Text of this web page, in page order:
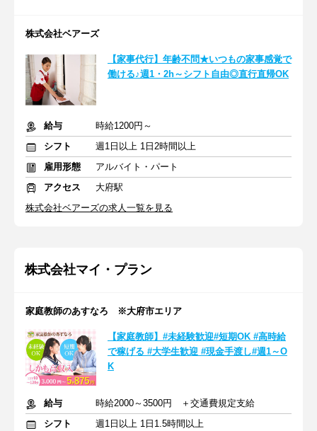
株式会社ベアーズ
【家事代行】年齢不問★いつもの家事感覚で
働ける♪週1・2h～シフト自由◎直行直帰OK
給与
時給1200円～
シフト
週1日以上 1日2時間以上
雇用形態
アルバイト・パート
アクセス
大府駅
株式会社ベアーズの求人一覧を見る
株式会社マイ・プラン
家庭教師のあすなろ ※大府市エリア
【家庭教師】#未経験歓迎#短期OK #高時給
で稼げる #大学生歓迎 #現金手渡し#週1～O
K
給与
時給2000～3500円 ＋交通費規定支給
シフト
週1日以上 1日1.5時間以上